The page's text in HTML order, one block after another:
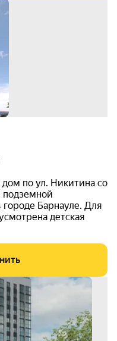
по ул. Никитина со
подземной
городе Барнауле. Для
детская